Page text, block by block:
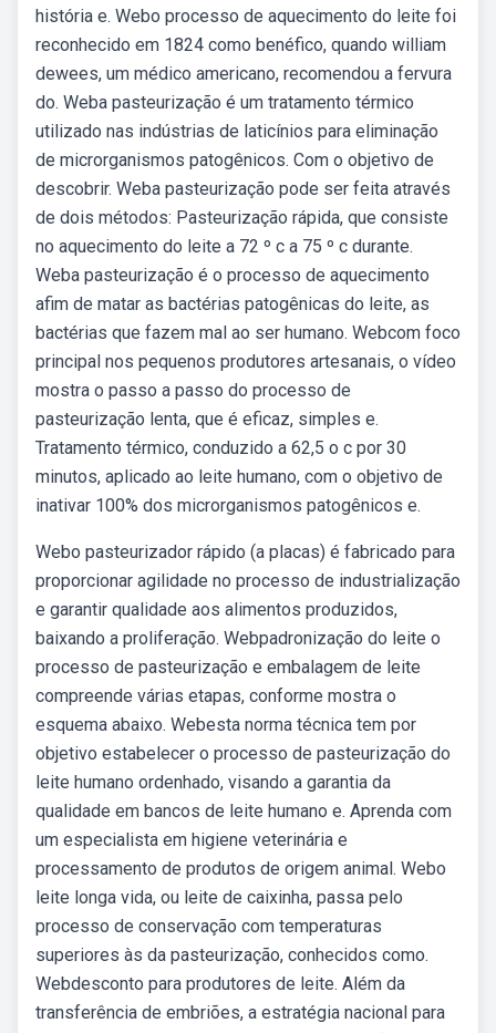
história e. Webo processo de aquecimento do leite foi
reconhecido em 1824 como benéfico, quando william
dewees, um médico americano, recomendou a fervura
do. Weba pasteurização é um tratamento térmico
utilizado nas indústrias de laticínios para eliminação
de microrganismos patogênicos. Com o objetivo de
descobrir. Weba pasteurização pode ser feita através
de dois métodos: Pasteurização rápida, que consiste
no aquecimento do leite a 72 º c a 75 º c durante.
Weba pasteurização é o processo de aquecimento
afim de matar as bactérias patogênicas do leite, as
bactérias que fazem mal ao ser humano. Webcom foco
principal nos pequenos produtores artesanais, o vídeo
mostra o passo a passo do processo de
pasteurização lenta, que é eficaz, simples e.
Tratamento térmico, conduzido a 62,5 o c por 30
minutos, aplicado ao leite humano, com o objetivo de
inativar 100% dos microrganismos patogênicos e.
Webo pasteurizador rápido (a placas) é fabricado para
proporcionar agilidade no processo de industrialização
e garantir qualidade aos alimentos produzidos,
baixando a proliferação. Webpadronização do leite o
processo de pasteurização e embalagem de leite
compreende várias etapas, conforme mostra o
esquema abaixo. Webesta norma técnica tem por
objetivo estabelecer o processo de pasteurização do
leite humano ordenhado, visando a garantia da
qualidade em bancos de leite humano e. Aprenda com
um especialista em higiene veterinária e
processamento de produtos de origem animal. Webo
leite longa vida, ou leite de caixinha, passa pelo
processo de conservação com temperaturas
superiores às da pasteurização, conhecidos como.
Webdesconto para produtores de leite. Além da
transferência de embriões, a estratégia nacional para